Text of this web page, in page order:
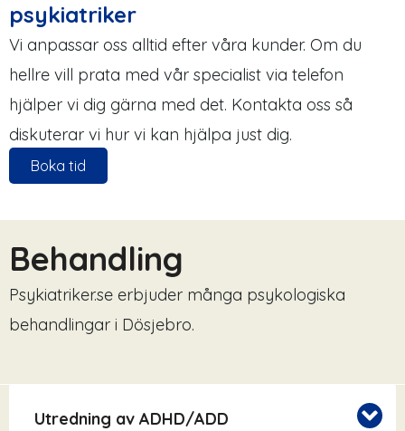
psykiatriker
Vi anpassar oss alltid efter våra kunder. Om du
hellre vill prata med vår specialist via telefon
hjälper vi dig gärna med det. Kontakta oss så
diskuterar vi hur vi kan hjälpa just dig.
Boka tid
Behandling
Psykiatriker.se erbjuder många psykologiska
behandlingar i Dösjebro.
Utredning av ADHD/ADD